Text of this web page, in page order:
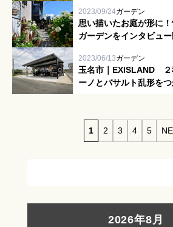
2023/09/24ガーデン
思い描いたお庭が形に
ガーデンをインタビュ
2023/06/13ガーデン
玉名市｜EXISLAND ２
ーノとバサルト乱形を
1 2 3 4 5
2026年8月